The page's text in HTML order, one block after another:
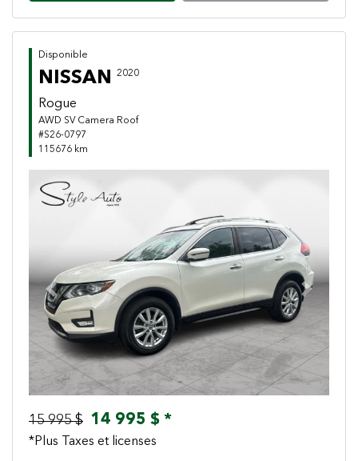
Disponible
NISSAN 2020
Rogue
AWD SV Camera Roof
#S26-0797
115676 km
Previous Next
15 995 $ 14 995 $ *
*Plus Taxes et licenses